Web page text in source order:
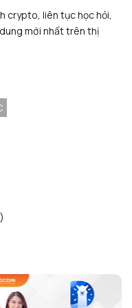
crypto, liên tục học hỏi,
mới nhất trên thị